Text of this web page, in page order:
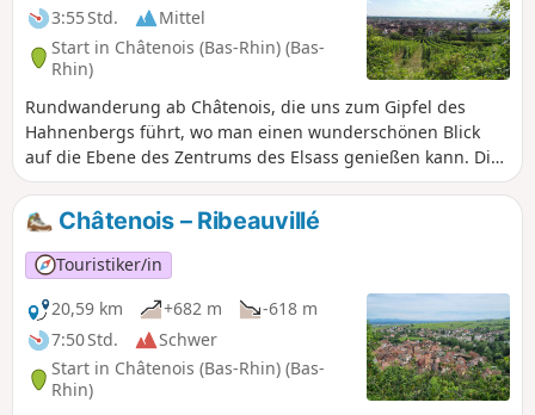
3:55 Std.
Mittel
Start in Châtenois (Bas-Rhin) (Bas-
Rhin)
Rundwanderung ab Châtenois, die uns zum Gipfel des
Hahnenbergs führt, wo man einen wunderschönen Blick
auf die Ebene des Zentrums des Elsass genießen kann. Die
Route führt weiter um den Tierpark Montagne des Singes
herum und dann zurück durch die Weinberge oberhalb von
Kintzheim.
Châtenois – Ribeauvillé
Touristiker/in
20,59 km
+682 m
-618 m
7:50 Std.
Schwer
Start in Châtenois (Bas-Rhin) (Bas-
Rhin)